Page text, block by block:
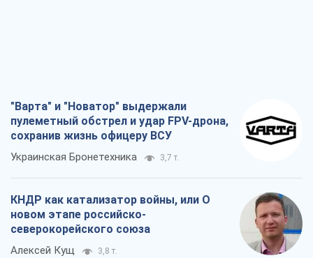
"Варта" и "Новатор" выдержали
пулеметный обстрел и удар FPV-дрона,
сохранив жизнь офицеру ВСУ
Украинская Бронетехника 3,7 т.
КНДР как катализатор войны, или О
новом этапе российско-
северокорейского союза
Алексей Кущ 3,8 т.